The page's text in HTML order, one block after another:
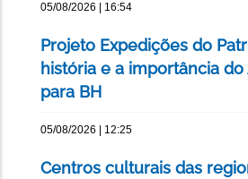
05/08/2026 | 16:54
Projeto Expedições do
história e a importância
para BH
05/08/2026 | 12:25
Centros culturais das